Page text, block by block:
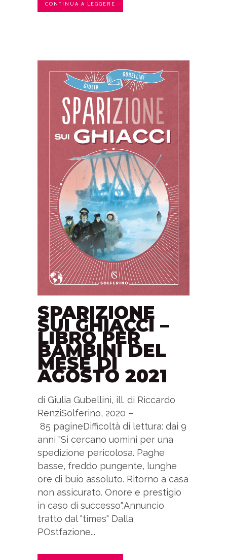
CONTINUA A LEGGERE
SPARIZIONE
SUI GHIACCI –
LIBRO PER
BAMBINI DEL
MESE DI
AGOSTO 2021
di Giulia Gubellini, ill. di Riccardo
RenziSolferino, 2020 –
85 pagineDifficoltà di lettura: dai 9
anni "Si cercano uomini per una
spedizione pericolosa. Paghe
basse, freddo pungente, lunghe
ore di buio assoluto. Ritorno a casa
non assicurato. Onore e prestigio
in caso di successo".Annuncio
tratto dal "times" Dalla
POstfazione...